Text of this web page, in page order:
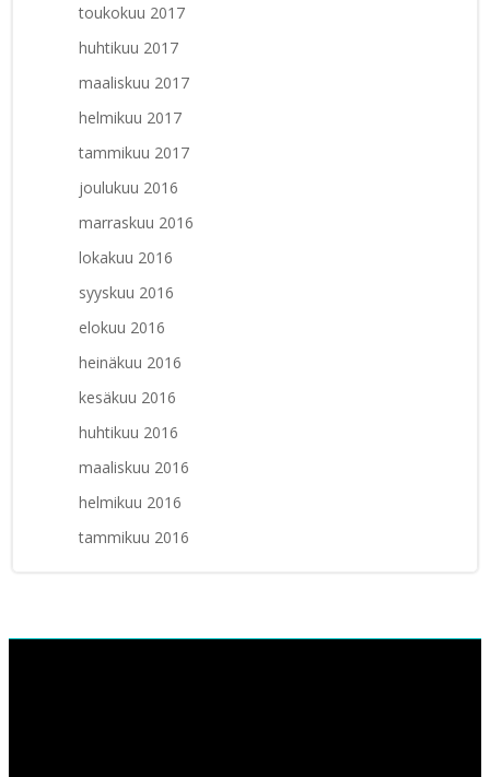
toukokuu 2017
huhtikuu 2017
maaliskuu 2017
helmikuu 2017
tammikuu 2017
joulukuu 2016
marraskuu 2016
lokakuu 2016
syyskuu 2016
elokuu 2016
heinäkuu 2016
kesäkuu 2016
huhtikuu 2016
maaliskuu 2016
helmikuu 2016
tammikuu 2016